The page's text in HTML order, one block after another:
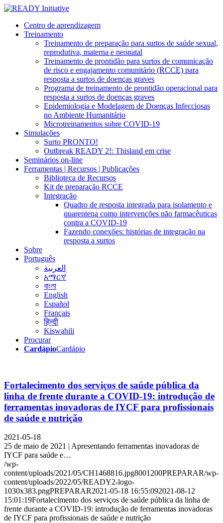
Centro de aprendizagem
Treinamento
Treinamento de preparação para surtos de saúde sexual,
reprodutiva, materna e neonatal
Treinamento de prontidão para surtos de comunicação
de risco e engajamento comunitário (RCCE) para
resposta a surtos de doenças graves
Programa de treinamento de prontidão operacional para
resposta a surtos de doenças graves
Epidemiologia e Modelagem de Doenças Infecciosas
no Ambiente Humanitário
Microtreinamentos sobre COVID-19
Simulações
Surto PRONTO!
Outbreak READY 2!: Thisland em crise
Seminários on-line
Ferramentas | Recursos | Publicações
Biblioteca de Recursos
Kit de preparação RCCE
Integração
Quadro de resposta integrada para isolamento e
quarentena como intervenções não farmacêuticas
contra a COVID-19
Fazendo conexões: histórias de integração na
resposta a surtos
Sobre
Português
العربية
አማርኛ
বাংলা
English
Español
Français
हिन्दी
Kiswahili
Procurar
CardápioCardápio
Fortalecimento dos serviços de saúde pública da
linha de frente durante a COVID-19: introdução de
ferramentas inovadoras de IYCF para profissionais
de saúde e nutrição
2021-05-18
25 de maio de 2021 | Apresentando ferramentas inovadoras de
IYCF para saúde e…
/wp-
content/uploads/2021/05/CH1468816.jpg8001200PREPARAR/wp-
content/uploads/2022/05/READY2-logo-
1030x383.pngPREPARAR2021-05-18 16:55:092021-08-12
15:01:19Fortalecimento dos serviços de saúde pública da linha de
frente durante a COVID-19: introdução de ferramentas inovadoras
de IYCF para profissionais de saúde e nutrição